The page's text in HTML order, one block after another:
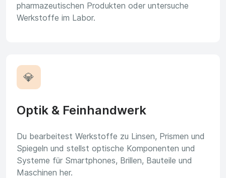
pharmazeutischen Produkten oder untersuche
Werkstoffe im Labor.
💎
Optik & Feinhandwerk
Du bearbeitest Werkstoffe zu Linsen, Prismen und
Spiegeln und stellst optische Komponenten und
Systeme für Smartphones, Brillen, Bauteile und
Maschinen her.